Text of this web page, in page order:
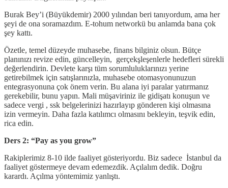
Burak Bey’i (Büyükdemir) 2000 yılından beri tanıyordum, ama her
şeyi de ona soramazdım. E-tohum networkü bu anlamda bana çok
şey kattı.
Özetle, temel düzeyde muhasebe, finans bilginiz olsun. Bütçe
planınızı revize edin, güncelleyin, gerçekşleşenlerle hedefleri sürekli
değerlendirin. Devlete karşı tüm sorumluluklarınızı yerine
getirebilmek için satışlarınızla, muhasebe otomasyonunuzun
entegrasyonuna çok önem verin. Bu alana iyi paralar yatırmanız
gerekebilir, bunu yapın. Mali müşaviriniz ile gidişatı konuşun ve
sadece vergi , ssk belgelerinizi hazırlayıp gönderen kişi olmasına
izin vermeyin. Daha fazla katılımcı olmasını bekleyin, teşvik edin,
rica edin.
Ders 2: “Pay as you grow”
Rakiplerimiz 8-10 ilde faaliyet gösteriyordu. Biz sadece İstanbul da
faaliyet göstermeye devam edemezdik. Açılalım dedik. Doğru
karardı. Açılma yöntemimiz yanlıştı.